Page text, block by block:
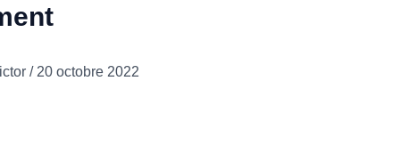
/ 20 octobre 2022